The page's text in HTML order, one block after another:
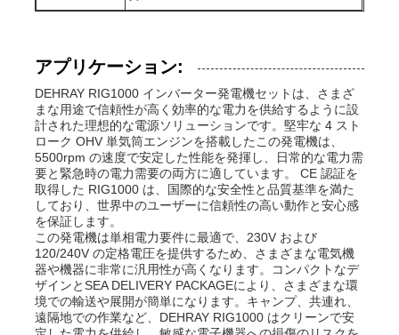
アプリケーション:
DEHRAY RIG1000 インバーター発電機セットは、さまざ
まな用途で信頼性が高く効率的な電力を供給するように設
計された理想的な電源ソリューションです。堅牢な 4 スト
ローク OHV 単気筒エンジンを搭載したこの発電機は、
5500rpm の速度で安定した性能を発揮し、日常的な電力需
要と緊急時の電力需要の両方に適しています。 CE 認証を
取得した RIG1000 は、国際的な安全性と品質基準を満た
しており、世界中のユーザーに信頼性の高い動作と安心感
を保証します。
この発電機は単相電力要件に最適で、230V および
120/240V の定格電圧を提供するため、さまざまな電気機
器や機器に非常に汎用性が高くなります。コンパクトなデ
ザインとSEA DELIVERY PACKAGEにより、さまざまな環
境での輸送や展開が簡単になります。キャンプ、共連れ、
遠隔地での作業など、DEHRAY RIG1000 はクリーンで安